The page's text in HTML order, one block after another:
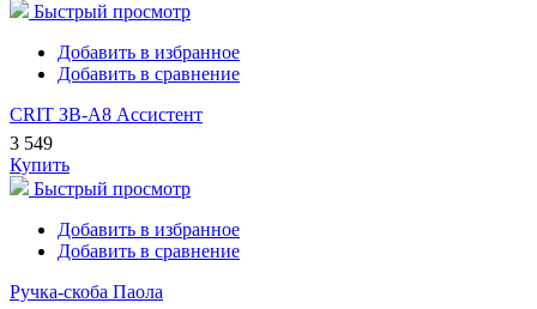
Быстрый просмотр
Добавить в избранное
Добавить в сравнение
CRIT ЗВ-А8 Ассистент
3 549
Купить
Быстрый просмотр
Добавить в избранное
Добавить в сравнение
Ручка-скоба Паола